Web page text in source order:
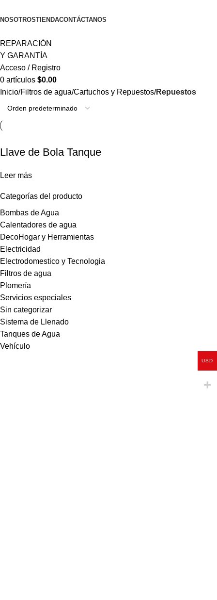
NOSOTROSTIENDACONTÁCTANOS
REPARACIÓN
Y GARANTÍA
Acceso / Registro
0 artículos $0.00
Categorías del producto
Bombas de Agua
Calentadores de agua
DecoHogar y Herramientas
Electricidad
Electrodomestico y Tecnologia
Filtros de agua
Plomería
Servicios especiales
Sin categorizar
Sistema de Llenado
Tanques de Agua
Vehículo
Inicio Filtros de agua Cartuchos y Repuestos Repuestos
Llave de Bola Tanque
Leer más
USD